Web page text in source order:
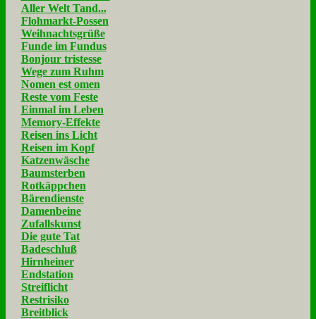
Aller Welt Tand...
Flohmarkt-Possen
Weihnachtsgrüße
Funde im Fundus
Bonjour tristesse
Wege zum Ruhm
Nomen est omen
Reste vom Feste
Einmal im Leben
Memory-Effekte
Reisen ins Licht
Reisen im Kopf
Katzenwäsche
Baumsterben
Rotkäppchen
Bärendienste
Damenbeine
Zufallskunst
Die gute Tat
Badeschluß
Hirnheiner
Endstation
Streiflicht
Restrisiko
Breitblick